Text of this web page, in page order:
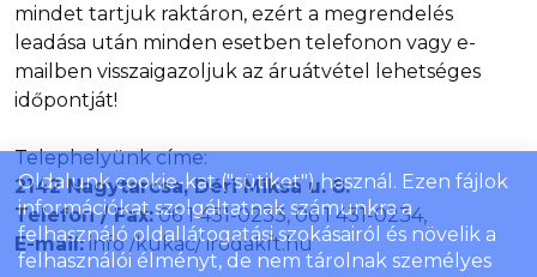
mindet tartjuk raktáron, ezért a megrendelés
leadása után minden esetben telefonon vagy e-
mailben visszaigazoljuk az áruátvétel lehetséges
időpontját!
Telephelyünk címe:
2142 Nagytarcsa, Déri Miksa u. 8.
Telefon / Fax:06 1 431-0233, 06 1 431-0234,
E-mail:info /kukac/ irodakft.hu
Oldalunk cookie-kat ("sütiket") használ. Ezen fájlok
információkat szolgáltatnak számunkra a
felhasználó oldallátogatási szokásairól és növelik a
felhasználói élményt, de nem tárolnak személyes